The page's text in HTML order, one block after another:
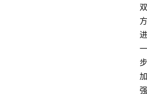
双
方
进
一
步
加
强